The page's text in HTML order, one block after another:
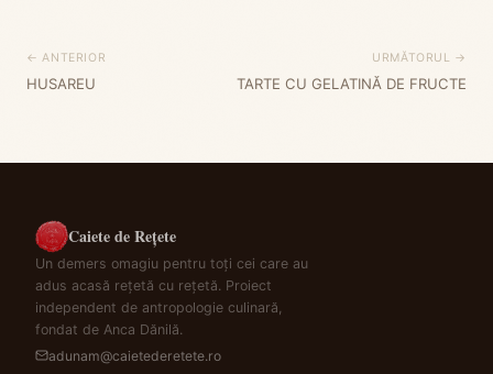
← ANTERIOR
HUSAREU
URMĂTORUL →
TARTE CU GELATINĂ DE FRUCTE
Caiete de Rețete
Un demers omagiu pentru toți cei care au
adus acasă rețetă cu rețetă. Proiect
independent de antropologie culinară,
fondat de Anca Dănilă.
adunam@caietederetete.ro